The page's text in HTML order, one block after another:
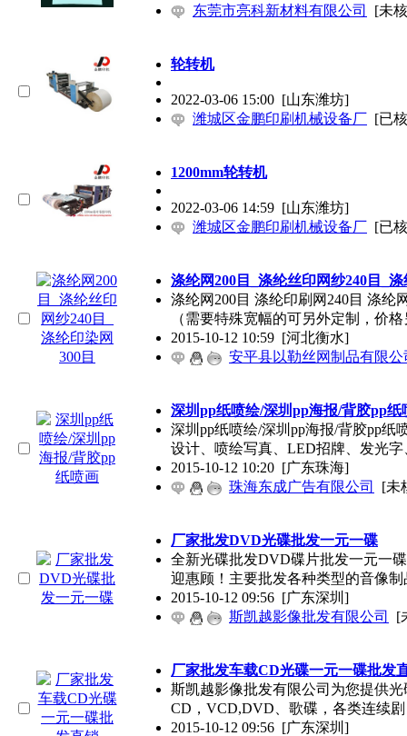
东莞市亮科新材料有限公司
[未
轮转机
2022-03-06 15:00 [山东潍坊]
潍城区金鹏印刷机械设备厂 [已
1200mm轮转机
2022-03-06 14:59 [山东潍坊]
潍城区金鹏印刷机械设备厂 [已
涤纶网200目_涤纶丝印网纱240目_
涤纶网200目 涤纶印刷网240目 涤纶
（需要特殊宽幅的可另外定制，价
2015-10-12 10:59 [河北衡水]
安平县以勒丝网制品有限公
深圳pp纸喷绘/深圳pp海报/背胶pp纸
深圳pp纸喷绘/深圳pp海报/背胶pp纸
设计、喷绘写真、LED招牌、发光字
2015-10-12 10:20 [广东珠海]
珠海东成广告有限公司
[未
厂家批发DVD光碟批发一元一碟
全新光碟批发DVD碟片批发一元一
迎惠顾！主要批发各种类型的音像
2015-10-12 09:56 [广东深圳]
斯凯越影像批发有限公司
[
厂家批发车载CD光碟一元一碟批发
斯凯越影像批发有限公司为您提供
CD，VCD,DVD、歌碟，各类连续
2015-10-12 09:56 [广东深圳]